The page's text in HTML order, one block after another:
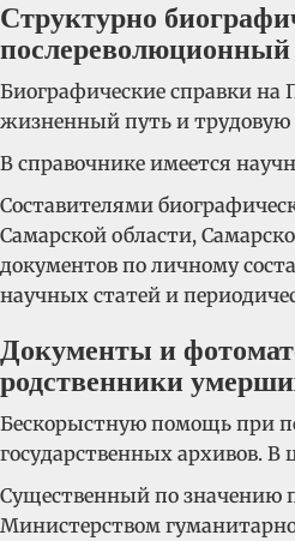
Структурно
послереволюционный
Биографические справки
жизненный путь и
В справочнике имеется
Составителями
Самарской области,
документов по личному
научных статей и
Документы и
родственники
Бескорыстную помощь при
государственных архивов.
Существенный по значению
Министерством